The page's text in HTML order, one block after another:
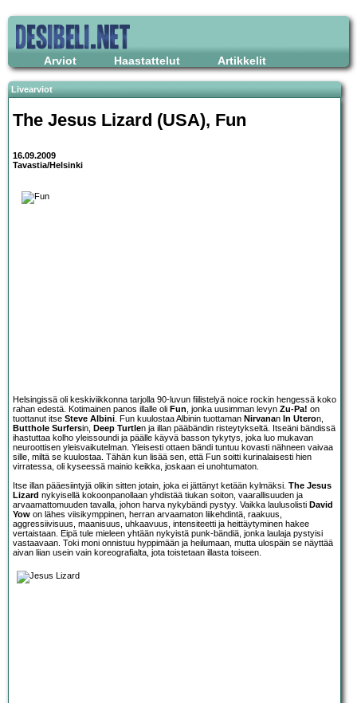
Arviot Haastattelut Artikkelit
Livearviot
The Jesus Lizard (USA), Fun
16.09.2009
Tavastia/Helsinki
Helsingissä oli keskiviikkonna tarjolla 90-luvun fiilistelyä noice rockin hengessä koko
rahan edestä. Kotimainen panos illalle oli Fun, jonka uusimman levyn Zu-Pa! on
tuottanut itse Steve Albini. Fun kuulostaa Albinin tuottaman Nirvanan In Uteron,
Butthole Surfersin, Deep Turtlen ja illan pääbändin risteytykseltä. Itseäni bändissä
ihastuttaa kolho yleissoundi ja päälle käyvä basson tykytys, joka luo mukavan
neuroottisen yleisvaikutelman. Yleisesti ottaen bändi tuntuu kovasti nähneen vaivaa
sille, miltä se kuulostaa. Tähän kun lisää sen, että Fun soitti kurinalaisesti hien
virratessa, oli kyseessä mainio keikka, joskaan ei unohtumaton.
Itse illan pääesiintyjä olikin sitten jotain, joka ei jättänyt ketään kylmäksi. The Jesus
Lizard nykyisellä kokoonpanollaan yhdistää tiukan soiton, vaarallisuuden ja
arvaamattomuuden tavalla, johon harva nykybändi pystyy. Vaikka laulusolisti David
Yow on lähes viisikymppinen, herran arvaamaton liikehdintä, raakuus,
aggressiivisuus, maanisuus, uhkaavuus, intensiteetti ja heittäytyminen hakee
vertaistaan. Eipä tule mieleen yhtään nykyistä punk-bändiä, jonka laulaja pystyisi
vastaavaan. Toki moni onnistuu hyppimään ja heilumaan, mutta ulospäin se näyttää
aivan liian usein vain koreografialta, jota toistetaan illasta toiseen.